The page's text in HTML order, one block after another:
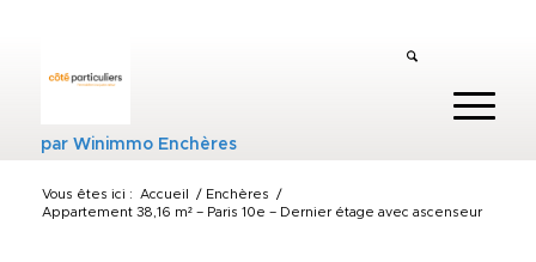
parWinimmo Enchères
Vous êtes ici : Accueil / Enchères
/
Appartement 38,16 m² – Paris 10e – Dernier étage avec ascenseur